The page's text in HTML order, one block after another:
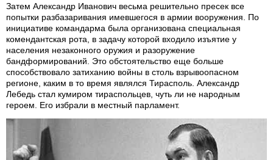
Затем Александр Иванович весьма решительно пресек все
попытки разбазаривания имевшегося в армии вооружения. По
инициативе командарма была организована специальная
комендантская рота, в задачу которой входило изъятие у
населения незаконного оружия и разоружение
бандформирований. Это обстоятельство еще больше
способствовало затиханию войны в столь взрывоопасном
регионе, каким в то время являлся Тирасполь. Александр
Лебедь стал кумиром тираспольцев, чуть ли не народным
героем. Его избрали в местный парламент.